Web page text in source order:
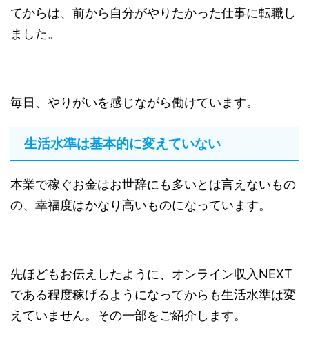
てからは、前から自分がやりたかった仕事に転職し
ました。
毎日、やりがいを感じながら働けています。
生活水準は基本的に変えていない
本業で稼ぐお金はお世辞にも多いとは言えないもの
の、幸福度はかなり高いものになっています。
先ほどもお伝えしたように、オンライン収入NEXT
である程度稼げるようになってからも生活水準は変
えていません。その一部をご紹介します。